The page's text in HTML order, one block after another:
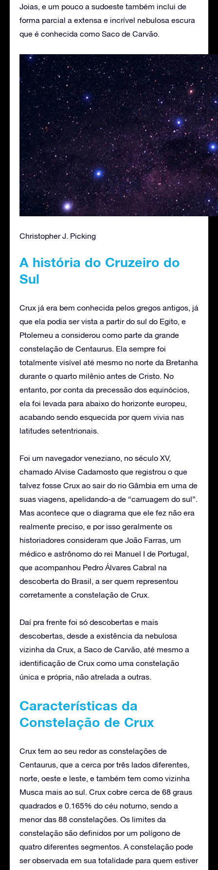
Joias, e um pouco a sudoeste também inclui de
forma parcial a extensa e incrível nebulosa escura
que é conhecida como Saco de Carvão.
Christopher J. Picking
A história do Cruzeiro do
Sul
Crux já era bem conhecida pelos gregos antigos, já
que ela podia ser vista a partir do sul do Egito, e
Ptolemeu a considerou como parte da grande
constelação de Centaurus. Ela sempre foi
totalmente visível até mesmo no norte da Bretanha
durante o quarto milênio antes de Cristo. No
entanto, por conta da precessão dos equinócios,
ela foi levada para abaixo do horizonte europeu,
acabando sendo esquecida por quem vivia nas
latitudes setentrionais.
Foi um navegador veneziano, no século XV,
chamado Alvise Cadamosto que registrou o que
talvez fosse Crux ao sair do rio Gâmbia em uma de
suas viagens, apelidando-a de “carruagem do sul”.
Mas acontece que o diagrama que ele fez não era
realmente preciso, e por isso geralmente os
historiadores consideram que João Farras, um
médico e astrônomo do rei Manuel I de Portugal,
que acompanhou Pedro Álvares Cabral na
descoberta do Brasil, a ser quem representou
corretamente a constelação de Crux.
Daí pra frente foi só descobertas e mais
descobertas, desde a existência da nebulosa
vizinha da Crux, a Saco de Carvão, até mesmo a
identificação de Crux como uma constelação
única e própria, não atrelada a outras.
Características da
Constelação de Crux
Crux tem ao seu redor as constelações de
Centaurus, que a cerca por três lados diferentes,
norte, oeste e leste, e também tem como vizinha
Musca mais ao sul. Crux cobre cerca de 68 graus
quadrados e 0.165% do céu noturno, sendo a
menor das 88 constelações. Os limites da
constelação são definidos por um polígono de
quatro diferentes segmentos. A constelação pode
ser observada em sua totalidade para quem estiver